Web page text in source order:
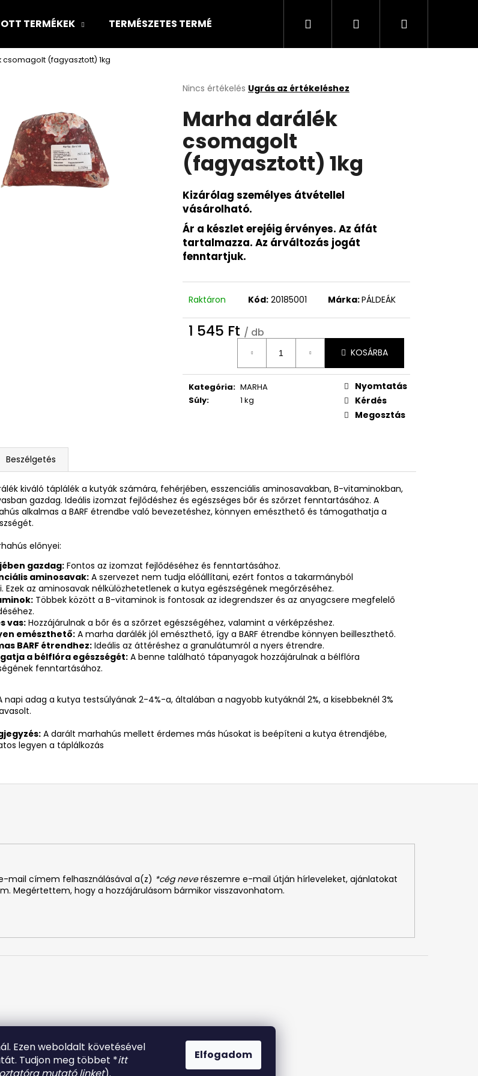
Ezen weboldalt követésével
Tudjon meg többet *itt
Elfogadom
TERMÉKEK TERMÉSZETES TERMÉKEK CICA KISÁLLAT
KeresésBejelentkezés
Kosár
(fagyasztott) 1kg
A
átlagos
értékelése
ből
0,0
csillag.
Nincs értékelés Ugrás az értékeléshez
Marha darálék
csomagolt
(fagyasztott) 1kg
Kizárólag személyes átvétellel
vásárolható.
Ár a készlet erejéig érvényes. Az áfát
tartalmazza. Az árváltozás jogát
fenntartjuk.
Raktáron Kód: 20185001 Márka:PÁLDEÁK
1 545 Ft / db
KOSÁRBA
Kategória: MARHA
Súly: 1 kg
Nyomtatás
Kérdés
Megosztás
Beszélgetés
kiváló táplálék a kutyák számára, fehérjében, esszenciális aminosavakban, B-vitaminokban,
gazdag. Ideális izomzat fejlődéshez és egészséges bőr és szőrzet fenntartásához. A
alkalmas a BARF étrendbe való bevezetéshez, könnyen emészthető és támogathatja a
előnyei:
gazdag:Fontos az izomzat fejlődéséhez és fenntartásához.
aminosavak: A szervezet nem tudja előállítani, ezért fontos a takarmányból
Ezek az aminosavak nélkülözhetetlenek a kutya egészségének megőrzéséhez.
Többek között a B-vitaminok is fontosak az idegrendszer és az anyagcsere megfelelő
vas:Hozzájárulnak a bőr és a szőrzet egészségéhez, valamint a vérképzéshez.
emészthető:A marha darálék jól emészthető, így a BARF étrendbe könnyen beilleszthető.
BARF étrendhez:Ideális az áttéréshez a granulátumról a nyers étrendre.
a bélflóra egészségét: A benne található tápanyagok hozzájárulnak a bélflóra
fenntartásához.
napi adag a kutya testsúlyának 2-4%-a, általában a nagyobb kutyáknál 2%, a kisebbeknél 3%
A darált marhahús mellett érdemes más húsokat is beépíteni a kutya étrendjébe,
legyen a táplálkozás
keres?
mail címem felhasználásával a(z) *cég neverészemre e-mail útján hírleveleket, ajánlatokat
Megértettem, hogy a hozzájárulásom bármikor visszavonhatom.